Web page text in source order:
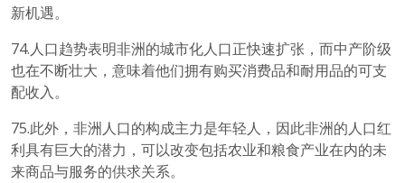
新机遇。
74.人口趋势表明非洲的城市化人口正快速扩张，而中产阶级
也在不断壮大，意味着他们拥有购买消费品和耐用品的可支
配收入。
75.此外，非洲人口的构成主力是年轻人，因此非洲的人口红
利具有巨大的潜力，可以改变包括农业和粮食产业在内的未
来商品与服务的供求关系。